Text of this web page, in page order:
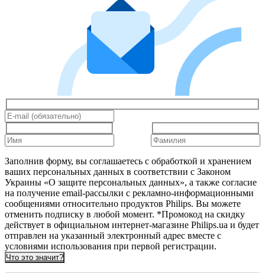
Заполнив форму, вы соглашаетесь с обработкой и хранением
ваших персональных данных в соответствии с Законом
Украины «О защите персональных данных», а также согласие
на получение email-рассылки с рекламно-информационными
сообщениями относительно продуктов Philips. Вы можете
отменить подписку в любой момент. *Промокод на скидку
действует в официальном интернет-магазине Philips.ua и будет
отправлен на указанный электронный адрес вместе с
условиями использования при первой регистрации.
Что это значит?